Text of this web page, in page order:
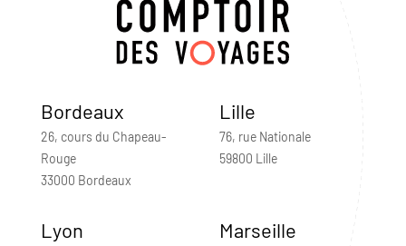
Bordeaux
26, cours du Chapeau-
Rouge
33000 Bordeaux
Lille
76, rue Nationale
59800 Lille
Lyon Marseille